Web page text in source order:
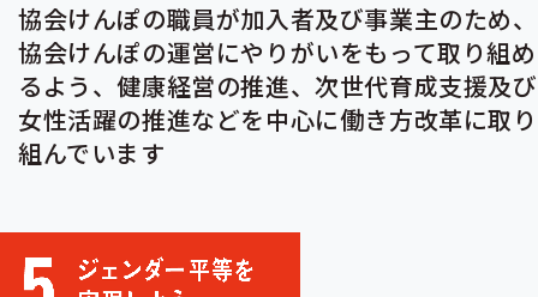
協会けんぽの職員が加入者及び事業主のため、
協会けんぽの運営にやりがいをもって取り組め
るよう、健康経営の推進、次世代育成支援及び
女性活躍の推進などを中心に働き方改革に取り
組んでいます